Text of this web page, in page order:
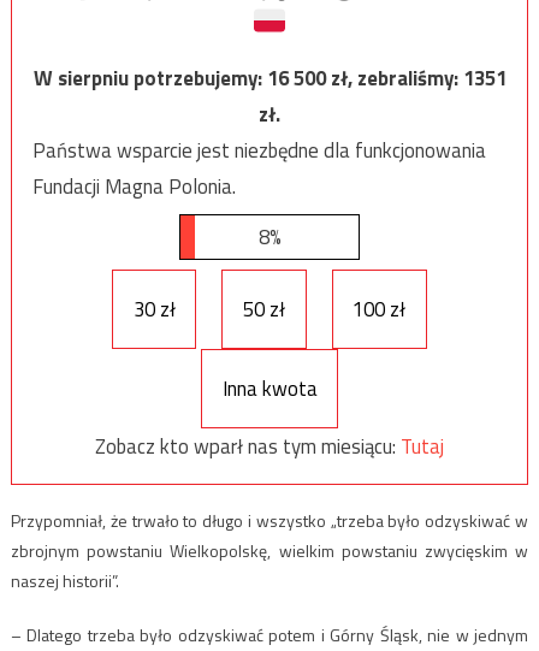
W sierpniu potrzebujemy:16 500zł, zebraliśmy:1351
zł.
Państwa wsparcie jest niezbędne dla funkcjonowania
Fundacji Magna Polonia.
8%
30 zł 50 zł 100 zł
Inna kwota
Zobacz kto wparł nas tym miesiącu: Tutaj
Przypomniał, że trwało to długo i wszystko „trzeba było odzyskiwać w
zbrojnym powstaniu Wielkopolskę, wielkim powstaniu zwycięskim w
naszej historii”.
– Dlatego trzeba było odzyskiwać potem i Górny Śląsk, nie w jednym